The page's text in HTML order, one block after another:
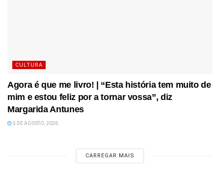
CULTURA
Agora é que me livro! | “Esta história tem muito de
mim e estou feliz por a tornar vossa”, diz
Margarida Antunes
5 DE AGOSTO, 2026
CARREGAR MAIS